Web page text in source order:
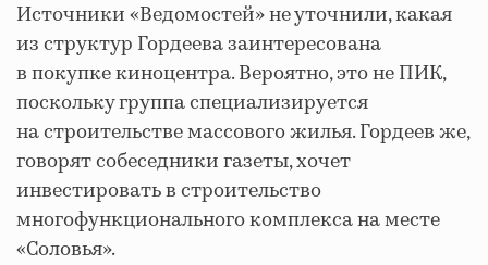
Источники «Ведомостей» не уточнили, какая
из структур Гордеева заинтересована
в покупке киноцентра. Вероятно, это не ПИК,
поскольку группа специализируется
на строительстве массового жилья. Гордеев же,
говорят собеседники газеты, хочет
инвестировать в строительство
многофункционального комплекса на месте
«Соловья».